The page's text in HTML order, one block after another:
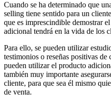
Cuando se ha determinado que
selling tiene sentido para un
que es imprescindible demostrar
adicional tendrá en la vida de los
Para ello, se pueden utilizar
testimonios o reseñas positivas de
pueden utilizar el producto
también muy importante
cliente, para que sea él mismo
de venta.